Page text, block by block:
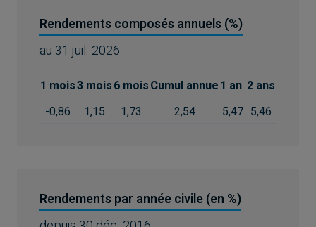
Rendements composés annuels (%)
au 31 juil. 2026
1 mois3 mois6 moisCumul annue1 an 2 ans
-0,86
1,15 1,73 2,54 5,47 5,46
Rendements par année civile (en %)